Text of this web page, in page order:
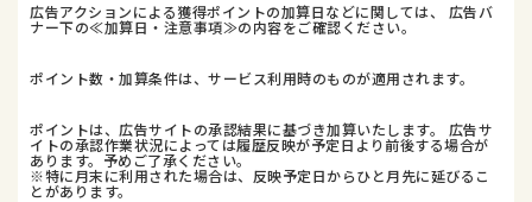
広告アクションによる獲得ポイントの加算日などに関しては、 広告バ
ナー下の≪加算日・注意事項≫の内容をご確認ください。
ポイント数・加算条件は、サービス利用時のものが適用されます。
ポイントは、広告サイトの承認結果に基づき加算いたします。 広告サ
イトの承認作業状況によっては履歴反映が予定日より前後する場合が
あります。予めご了承ください。
※特に月末に利用された場合は、反映予定日からひと月先に延びるこ
とがあります。